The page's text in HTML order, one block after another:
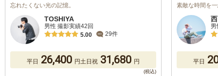
忘れたくない光の記憶。
TOSHIYA
男性 撮影実績42回
5.00
29件
平日 26,400 円土日祝 31,680 円
素敵な時間を
平日